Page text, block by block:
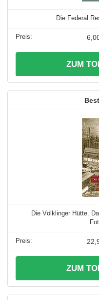
Die Federal
ZUM
Die Völklinger Hütte.
ZUM